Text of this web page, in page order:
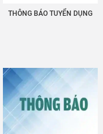
THÔNG BÁO TUYỂN DỤNG